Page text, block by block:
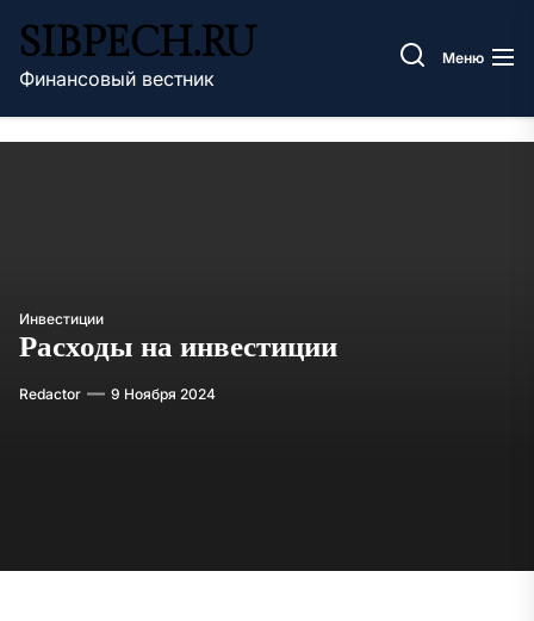
содержимому
SIBPECH.RU
Финансовый вестник
Меню
Инвестиции
Расходы на инвестиции
Redactor 9 Ноября 2024